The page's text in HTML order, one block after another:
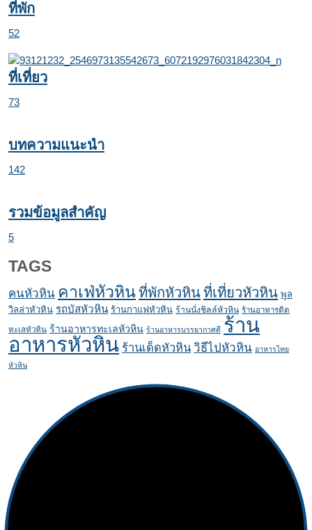
ที่พัก
52
ที่เที่ยว
73
บทความแนะนำ
142
รวมข้อมูลสำคัญ
5
TAGS
คนหัวหิน คาเฟ่หัวหินที่พักหัวหินที่เที่ยวหัวหิน พูล
วิลล่าหัวหิน รถบัสหัวหิน ร้านกาแฟหัวหิน ร้านนั่งชิลล์หัวหิน ร้านอาหารติด
ทะเลหัวหิน ร้านอาหารทะเลหัวหิน ร้านอาหารบรรยากาศดี ร้าน
อาหารหัวหิน ร้านเด็ดหัวหิน วิธีไปหัวหิน อาหารไทย
หัวหิน